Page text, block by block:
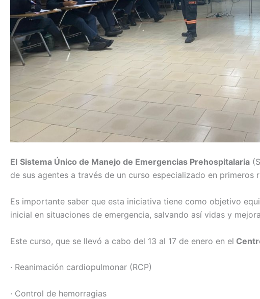
El Sistema Único de Manejo de Emergencias Prehospitalaria
de sus agentes a través de un curso especializado en primeros
Es importante saber que esta iniciativa tiene como objetivo
inicial en situaciones de emergencia, salvando así vidas y
Este curso, que se llevó a cabo del 13 al 17 de enero en el
· Reanimación cardiopulmonar (RCP)
· Control de hemorragias